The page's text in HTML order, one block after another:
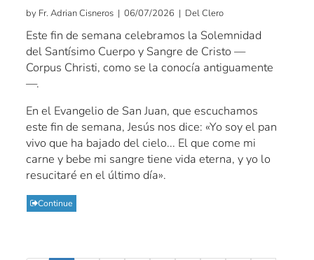
by Fr. Adrian Cisneros | 06/07/2026 | Del Clero
Este fin de semana celebramos la Solemnidad
del Santísimo Cuerpo y Sangre de Cristo —
Corpus Christi, como se la conocía antiguamente
—.
En el Evangelio de San Juan, que escuchamos
este fin de semana, Jesús nos dice: «Yo soy el pan
vivo que ha bajado del cielo... El que come mi
carne y bebe mi sangre tiene vida eterna, y yo lo
resucitaré en el último día».
Continue